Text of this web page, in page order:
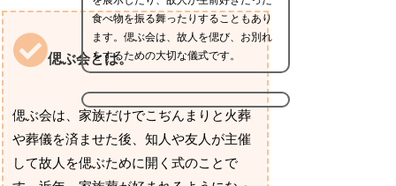
食べ物を振る舞ったりすることもあり
ます。偲ぶ会は、故人を偲び、お別れ
をするための大切な儀式です。
偲ぶ会とは。
偲ぶ会は、家族だけでこぢんまりと火葬
や葬儀を済ませた後、知人や友人が主催
して故人を偲ぶために開く式のことで